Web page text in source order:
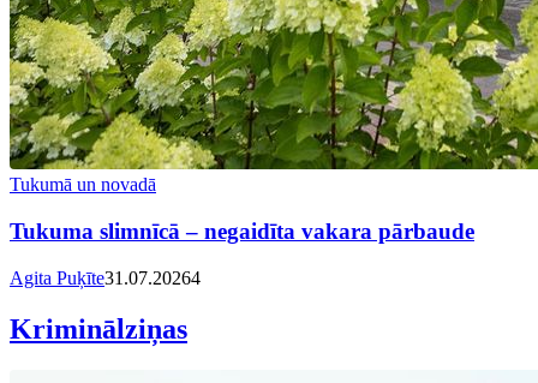
Tukumā un novadā
Tukuma slimnīcā – negaidīta vakara pārbaude
Agita Puķīte31.07.20264
Kriminālziņas